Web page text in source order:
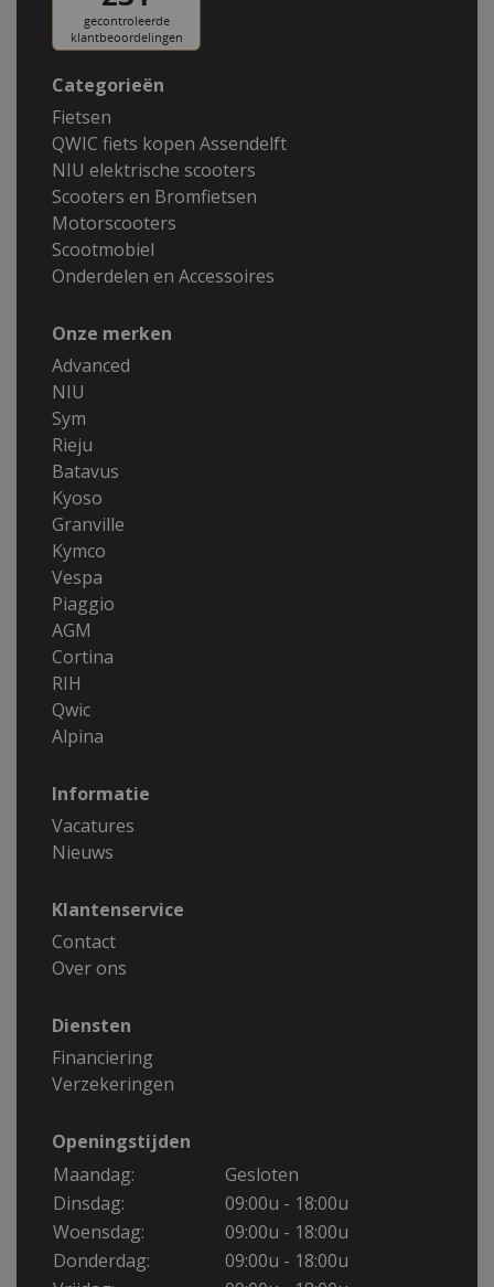
Categorieën
Fietsen
QWIC fiets kopen Assendelft
NIU elektrische scooters
Scooters en Bromfietsen
Motorscooters
Scootmobiel
Onderdelen en Accessoires
Onze merken
Advanced
NIU
Sym
Rieju
Batavus
Kyoso
Granville
Kymco
Vespa
Piaggio
AGM
Cortina
RIH
Qwic
Alpina
Informatie
Vacatures
Nieuws
Klantenservice
Contact
Over ons
Diensten
Financiering
Verzekeringen
Openingstijden
Maandag:
Gesloten
Dinsdag:
09:00u - 18:00u
Woensdag:
09:00u - 18:00u
Donderdag:
09:00u - 18:00u